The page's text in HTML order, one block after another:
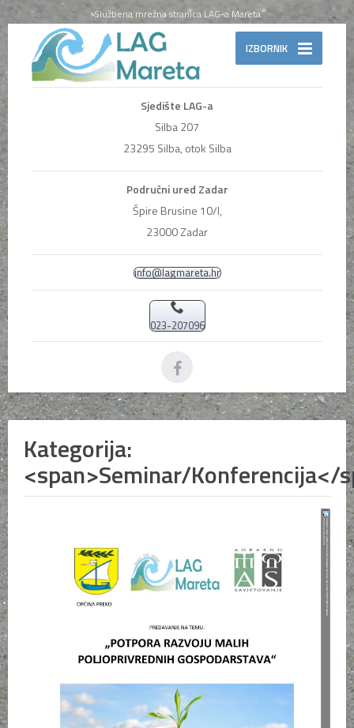
Službena mrežna stranica LAG-a Mareta
IZBORNIK
Sjedište LAG-a
Silba 207
23295 Silba, otok Silba
Područni ured Zadar
Špire Brusine 10/I,
23000 Zadar
info@lagmareta.hr
023-207096
Kategorija:
<span>Seminar/Konferencija</